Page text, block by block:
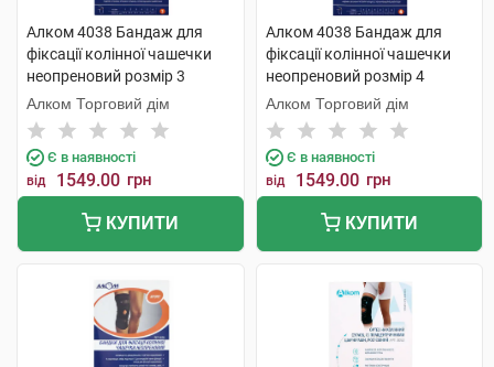
Алком 4038 Бандаж для
фіксації колінної чашечки
неопреновий розмір 3
чорний 1 шт
Алком Торговий дім
Є в наявності
від 1549.00 грн
КУПИТИ
Алком 4038 Бандаж для
фіксації колінної чашечки
неопреновий розмір 4
чорний 1 шт
Алком Торговий дім
Є в наявності
від 1549.00 грн
КУПИТИ